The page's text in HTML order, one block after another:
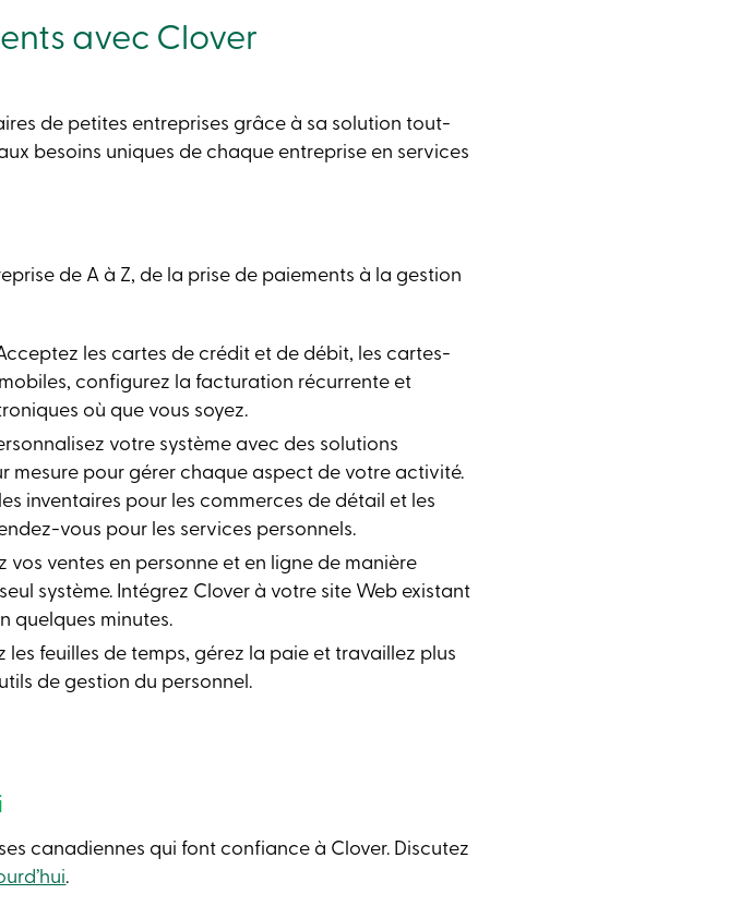
avec Clover
de petites entreprises grâce à sa solution tout-
besoins uniques de chaque entreprise en services
de A à Z, de la prise de paiements à la gestion
les cartes de crédit et de débit, les cartes-
configurez la facturation récurrente et
où que vous soyez.
votre système avec des solutions
mesure pour gérer chaque aspect de votre activité.
inventaires pour les commerces de détail et les
vous pour les services personnels.
vos ventes en personne et en ligne de manière
système. Intégrez Clover à votre site Web existant
quelques minutes.
les feuilles de temps, gérez la paie et travaillez plus
de gestion du personnel.
canadiennes qui font confiance à Clover. Discutez
.